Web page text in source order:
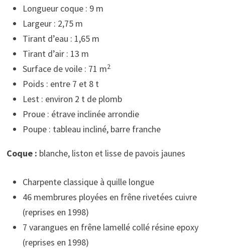
Longueur coque : 9 m
Largeur : 2,75 m
Tirant d’eau : 1,65 m
Tirant d’air : 13 m
Surface de voile : 71 m2
Poids : entre 7 et 8 t
Lest : environ 2 t de plomb
Proue : étrave inclinée arrondie
Poupe : tableau incliné, barre franche
Coque : blanche, liston et lisse de pavois jaunes
Charpente classique à quille longue
46 membrures ployées en frêne rivetées cuivre
(reprises en 1998)
7 varangues en frêne lamellé collé résine epoxy
(reprises en 1998)